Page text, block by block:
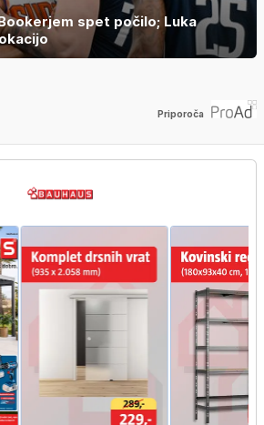
spet počilo; Luka
Priporoča